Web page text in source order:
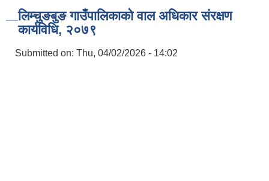
लिम्चुङबुङ गाउँपालिकाको वाल अधिकार संरक्षण
कार्यविधि, २०७९
Submitted on: Thu, 04/02/2026 - 14:02